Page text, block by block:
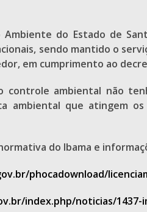
do Estado de
sendo mantido o
em cumprimento ao
controle ambiental não
ambiental que atingem
do Ibama e
phocadownload/
index.php/noticias/